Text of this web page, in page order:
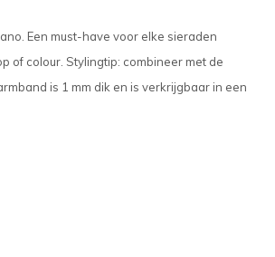
Een must-have voor elke sieraden
of colour. Stylingtip: combineer met de
is 1 mm dik en is verkrijgbaar in een